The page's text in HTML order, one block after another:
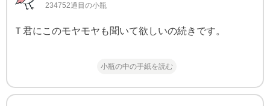
234752通目の小瓶
Ｔ君にこのモヤモヤも聞いて欲しいの続きです。
小瓶の中の手紙を読む